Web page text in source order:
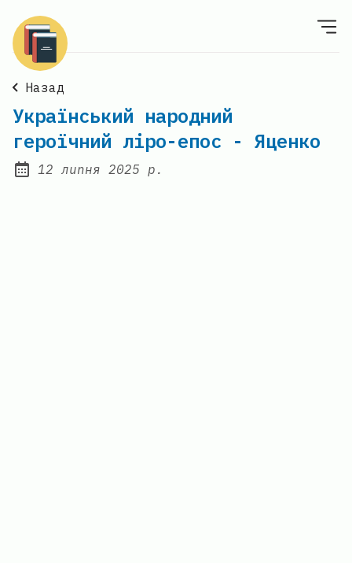
Назад
Український народний
героїчний ліро-епос - Яценко
Posted on:
12 липня 2025 р.